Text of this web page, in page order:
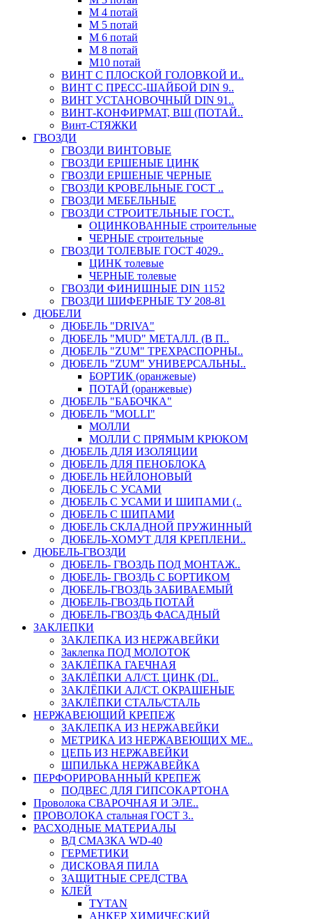
М 4 потай
М 5 потай
М 6 потай
М 8 потай
М10 потай
ВИНТ С ПЛОСКОЙ ГОЛОВКОЙ И..
ВИНТ С ПРЕСС-ШАЙБОЙ DIN 9..
ВИНТ УСТАНОВОЧНЫЙ DIN 91..
ВИНТ-КОНФИРМАТ, ВШ (ПОТАЙ..
Винт-СТЯЖКИ
ГВОЗДИ
ГВОЗДИ ВИНТОВЫЕ
ГВОЗДИ ЕРШЕНЫЕ ЦИНК
ГВОЗДИ ЕРШЕНЫЕ ЧЕРНЫЕ
ГВОЗДИ КРОВЕЛЬНЫЕ ГОСТ ..
ГВОЗДИ МЕБЕЛЬНЫЕ
ГВОЗДИ СТРОИТЕЛЬНЫЕ ГОСТ..
ОЦИНКОВАННЫЕ строительные
ЧЕРНЫЕ строительные
ГВОЗДИ ТОЛЕВЫЕ ГОСТ 4029..
ЦИНК толевые
ЧЕРНЫЕ толевые
ГВОЗДИ ФИНИШНЫЕ DIN 1152
ГВОЗДИ ШИФЕРНЫЕ ТУ 208-81
ДЮБЕЛИ
ДЮБЕЛЬ "DRIVA"
ДЮБЕЛЬ "MUD" МЕТАЛЛ. (В П..
ДЮБЕЛЬ "ZUM" ТРЕХРАСПОРНЫ..
ДЮБЕЛЬ "ZUM" УНИВЕРСАЛЬНЫ..
БОРТИК (оранжевые)
ПОТАЙ (оранжевые)
ДЮБЕЛЬ "БАБОЧКА"
ДЮБЕЛЬ "МOLLI"
МОЛЛИ
МОЛЛИ С ПРЯМЫМ КРЮКОМ
ДЮБЕЛЬ ДЛЯ ИЗОЛЯЦИИ
ДЮБЕЛЬ ДЛЯ ПЕНОБЛОКА
ДЮБЕЛЬ НЕЙЛОНОВЫЙ
ДЮБЕЛЬ С УСАМИ
ДЮБЕЛЬ С УСАМИ И ШИПАМИ (..
ДЮБЕЛЬ С ШИПАМИ
ДЮБЕЛЬ СКЛАДНОЙ ПРУЖИННЫЙ
ДЮБЕЛЬ-ХОМУТ ДЛЯ КРЕПЛЕНИ..
ДЮБЕЛЬ-ГВОЗДИ
ДЮБЕЛЬ- ГВОЗДЬ ПОД МОНТАЖ..
ДЮБЕЛЬ- ГВОЗДЬ С БОРТИКОМ
ДЮБЕЛЬ-ГВОЗДЬ ЗАБИВАЕМЫЙ
ДЮБЕЛЬ-ГВОЗДЬ ПОТАЙ
ДЮБЕЛЬ-ГВОЗДЬ ФАСАДНЫЙ
ЗАКЛЕПКИ
ЗАКЛЕПКА ИЗ НЕРЖАВЕЙКИ
Заклепка ПОД МОЛОТОК
ЗАКЛЁПКА ГАЕЧНАЯ
ЗАКЛЁПКИ АЛ/СТ. ЦИНК (DI..
ЗАКЛЁПКИ АЛ/СТ. ОКРАШЕНЫЕ
ЗАКЛЁПКИ СТАЛЬ/СТАЛЬ
НЕРЖАВЕЮЩИЙ КРЕПЕЖ
ЗАКЛЕПКА ИЗ НЕРЖАВЕЙКИ
МЕТРИКА ИЗ НЕРЖАВЕЮЩИХ МЕ..
ЦЕПЬ ИЗ НЕРЖАВЕЙКИ
ШПИЛЬКА НЕРЖАВЕЙКА
ПЕРФОРИРОВАННЫЙ КРЕПЕЖ
ПОДВЕС ДЛЯ ГИПСОКАРТОНА
Проволока СВАРОЧНАЯ И ЭЛЕ..
ПРОВОЛОКА стальная ГОСТ 3..
РАСХОДНЫЕ МАТЕРИАЛЫ
ВД СМАЗКА WD-40
ГЕРМЕТИКИ
ДИСКОВАЯ ПИЛА
ЗАЩИТНЫЕ СРЕДСТВА
КЛЕЙ
TYTAN
АНКЕР ХИМИЧЕСКИЙ